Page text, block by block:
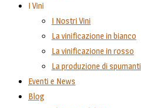
I Vini
I Nostri Vini
La vinificazione in bianco
La vinificazione in rosso
La produzione di spumanti
Eventi e News
Blog